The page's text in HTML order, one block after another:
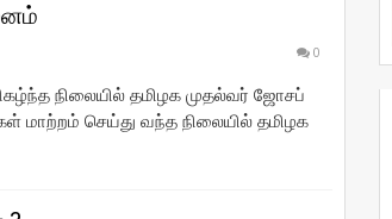
0
நிலையில் தமிழக முதல்வர் ஜோசப்
மாற்றம் செய்து வந்த நிலையில் தமிழக